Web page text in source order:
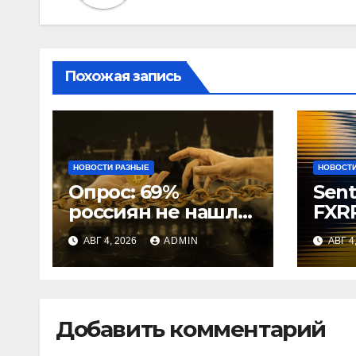
Похожая запись
НОВОСТИ РАЗНЫЕ
Опрос: 69%
россиян не нашли
применения
криптовалютам
АВГ 4, 2026 ADMIN АВГ
Добавить комментарий